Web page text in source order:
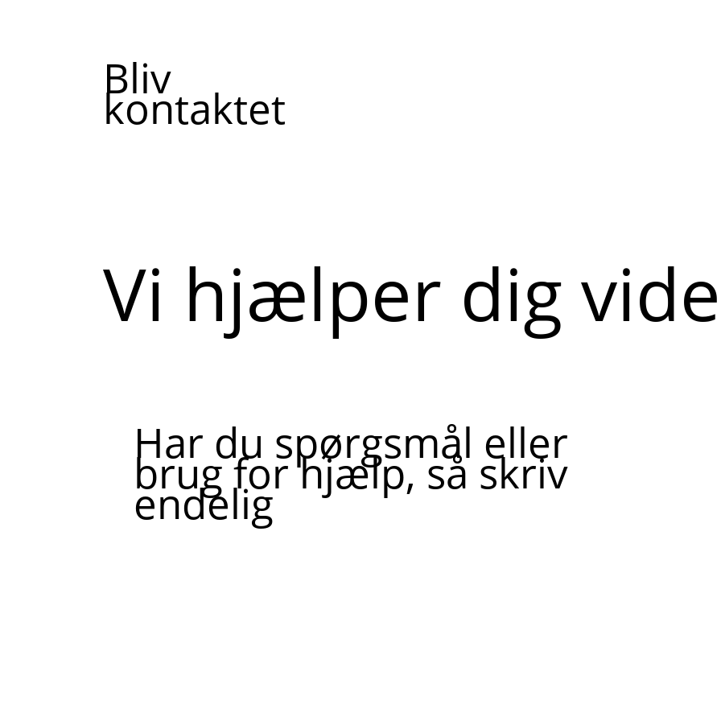
Bliv
kontaktet
Vi hjælper dig
Har du spørgsmål eller
brug for hjælp, så skriv
endelig